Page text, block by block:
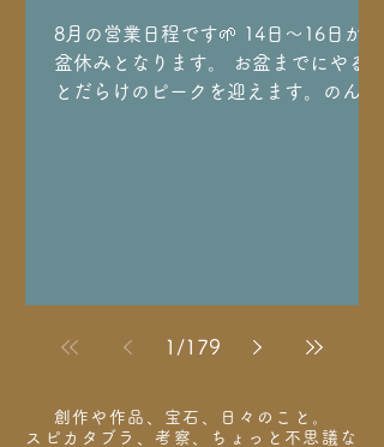
でないとなかなか創れないオーダーを
ありがとうございます🎀 ご友人様にも
喜んで頂けますように…🌱 お客様のブ
8月の営業日程です🌱 14日～16日がお
盆休みとなります。 お盆までにやるこ
とだらけのピークを迎えます。のんび
の楽しみ」「純潔・無垢」「甘美」 根
ある温度計。昨日ついに36度
1 /179
創作や作品、宝石、日々のこと。
スピカタブラ、考察、ちょっと不思議な